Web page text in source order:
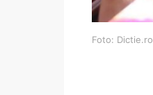
Foto: Dictie.ro